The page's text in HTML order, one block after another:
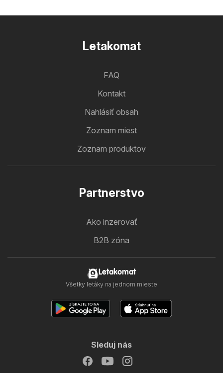
Letakomat
FAQ
Kontakt
Nahlásiť obsah
Zoznam miest
Zoznam produktov
Partnerstvo
Ako inzerovať
B2B zóna
Letakomat
Všetky letáky na jednom mieste
Sleduj nás